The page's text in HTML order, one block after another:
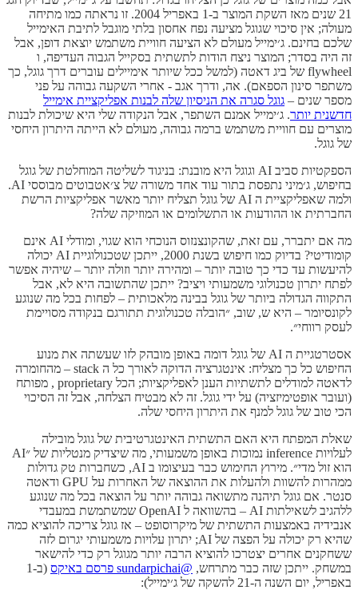
21 שנים מאז השקת המוצר ב-1 באפריל 2004. זו נראתה כמו מתיחה
מעולה; אין סיכוי שגוגל מציעה נפח אחסון בלתי מוגבל לתיבת האימייל
שלכם בחינם. ג׳ימייל מעולם לא הציעה חוויית משתמש יוצאת דופן, אבל
זה היה בסדר; המוצר ניצח הודות לתשתית בסקייל הגבוה העדיפה, ו
flywheel של ביג דאטה (למשל ככל שיותר אימיילים עוברים דרך גוגל, כך
משתפר סינון הספאם). אה, ודרך אגב - אחרי השקעה גבוהה על פני
מספר שנים – גוגל סגרה את הניסיון שלה לבנות אפליקציית אימייל
חדשנית יותר. ג׳ימייל אמנם השתפר, אבל הנקודה שלי היא שיכולת לבנות
מוצרים עם חוויית משתמש ברמה גבוהה, מעולם לא הייתה היתרון היחסי
של גוגל.
הספקטיות סביב AI וגוגל היא מובנת: בניגוד לשליטה המוחלטת של גוגל
בחיפוש, ג׳מיני נתפסת בתור עוד אחד משורה של צ׳אטבוטים מבוססי AI.
ולמה שאפליקציית ה AI של גוגל תצליח יותר מאשר אפליקציות הרשת
החברתית או ההודעות או התשלומים או המוזיקה שלה?
מה אם יתברר, עם זאת, שהקונצנזוס הנוכחי הוא שגוי, ומודלי AI אינם
קומודיטי? בדיוק כמו חיפוש בשנת 2000, ייתכן שטכנולוגיית AI יכולה
להיעשות עד כדי כך טובה יותר – ומהירה יותר וזולה יותר – שיהיה אפשר
לפתח יתרון טכנולוגי משמעותי ויציב? ייתכן שהתשובה היא לא, אבל
התקווה הגדולה ביותר של גוגל בבינה מלאכותית – לפחות בכל מה שנוגע
לקונסיומר – היא ש, שוב, ״הובלה טכנולוגית תתורגם בנקודה מסויימת
לעסק רווחי״.
אסטרטגיית ה AI של גוגל דומה באופן מובהק לזו שעשתה את מנוע
החיפוש כל כך מצליח: אינטגרציה הדוקה לאורך כל ה stack – מהחומרה
לדאטה למודלים לתשתיות הענן לאפליקציות; הכל proprietary , מפותח
(ועובר אופטימיזציה) על ידי גוגל. זה לא מבטיח הצלחה, אבל זה הסיכוי
הכי טוב של גוגל למנף את היתרון היחסי שלה.
שאלת המפתח היא האם התשתית האינטגרטיבית של גוגל מובילה
לעלויות inference נמוכות באופן משמעותי, מה שיצדיק מנטליות של ״AI
הוא זול מדי״. מירוץ החימוש כבר בעיצומו ב AI, כשחברות טק גדולות
ממהרות להשוות ולהעלות את ההוצאה של האחרות על GPU ודאטה
סנטר. אם גוגל תיהנה מתשואה גבוהה יותר על הוצאה בכל מה שנוגע
ללהגיב לשאילתות AI – בהשוואה ל OpenAI שמשתמשת במעבדי
אנבידיה באמצעות התשתית של מיקרוסופט – אז גוגל צריכה להוציא כמה
שהיא רק יכולה על הפצה של AI; יתרון עלויות משמעותי יגרום לזה
ששחקנים אחרים יצטרכו להוציא הרבה יותר מגוגל רק כדי להישאר
במשחק. ייתכן שזה כבר מתרחש, @sundarpichai פרסם באיקס
(ב-1
באפריל, יום השנה ה-21 להשקה של ג׳ימייל):